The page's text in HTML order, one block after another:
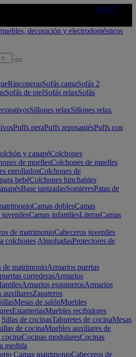
AQUÍ
RinconerasSofás camaSofás 2
Sofás de pielSofás relaxSofás
Sillones relaxSillones relax
Puffs peraPuffs reposapiésPuffs con
y canapéColchones
de muellesColchones de muelles
enrolladosColchones de
bebéColchones hinchables
Base tapizadasSomieresPatas de
Camas doblesCamas
juvenilesCamas infantilesLiterasCamas
de matrimonioCabeceros juveniles
colchones AlmohadasProtectores de
de matrimonioArmarios puertas
correderasArmarios
Armarios esquinerosArmarios
auxiliaresZapateros
Mesas de salónMuebles
EstanteriasMuebles recibidores
Sillas de cocinasTaburetes de cocinaMesas
de cocinaMuebles auxiliares de
Cocinas modularesCocinas
medida
Camas matrimonioCabeceros de